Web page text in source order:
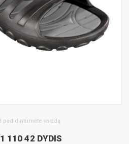
padidintumėte vaizdą
110 42 DYDIS